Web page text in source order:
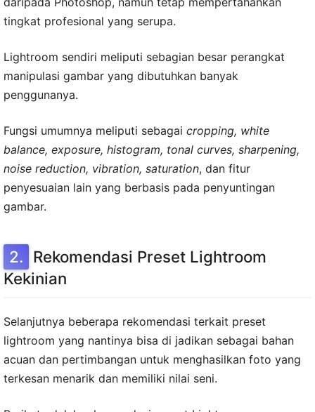
tingkat profesional yang serupa.
Lightroom sendiri meliputi sebagian besar perangkat
manipulasi gambar yang dibutuhkan banyak
penggunanya.
Fungsi umumnya meliputi sebagai cropping, white
balance, exposure, histogram, tonal curves, sharpening,
noise reduction, vibration, saturation, dan fitur
penyesuaian lain yang berbasis pada penyuntingan
gambar.
Rekomendasi Preset Lightroom
Kekinian
Selanjutnya beberapa rekomendasi terkait preset
lightroom yang nantinya bisa di jadikan sebagai bahan
acuan dan pertimbangan untuk menghasilkan foto yang
terkesan menarik dan memiliki nilai seni.